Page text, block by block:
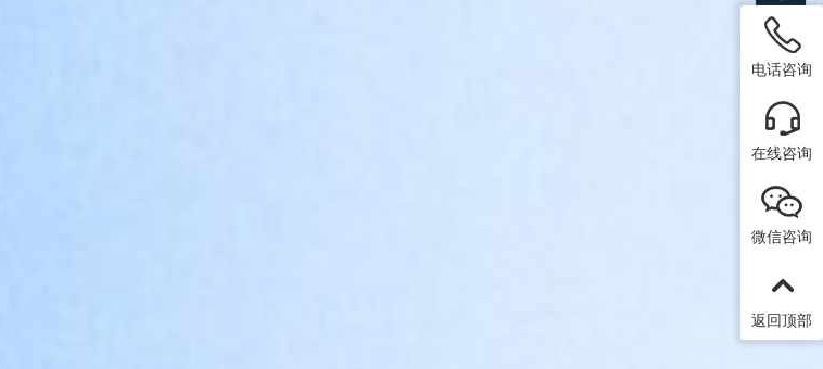
电话咨询
在线咨询
微信咨询
返回顶部